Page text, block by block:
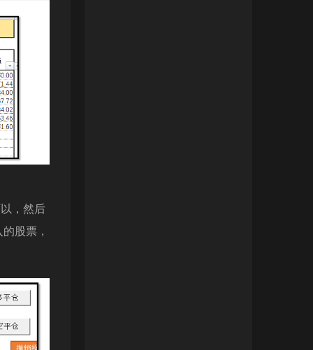
，然后
股票，